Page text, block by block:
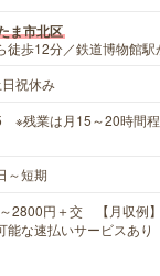
ま市北区
徒歩12分／鉄道博物館
祝休み
※残業は月15～20時間
～短期
2800円＋交 【月収例
能な速払いサービスあり